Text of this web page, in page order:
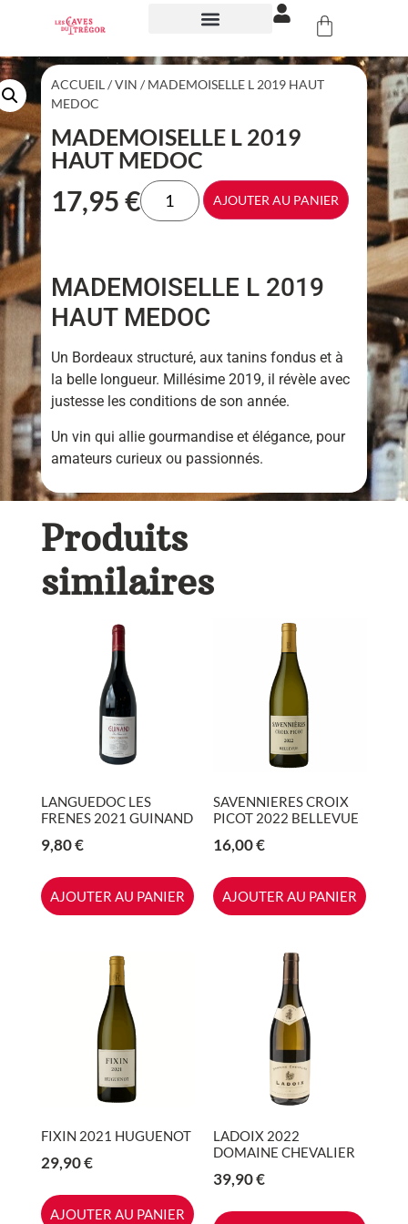
ACCUEIL /VIN / MADEMOISELLE L 2019 HAUT
MEDOC
MADEMOISELLE L 2019
HAUT MEDOC
17,95€ AJOUTER AU PANIER
MADEMOISELLE L 2019
HAUT MEDOC
Un Bordeaux structuré, aux tanins fondus et à
la belle longueur. Millésime 2019, il révèle avec
justesse les conditions de son année.
Un vin qui allie gourmandise et élégance, pour
amateurs curieux ou passionnés.
Produits
similaires
LANGUEDOC LES
FRENES 2021 GUINAND
9,80€
AJOUTER AU PANIER
SAVENNIERES CROIX
PICOT 2022 BELLEVUE
16,00€
AJOUTER AU PANIER
FIXIN 2021 HUGUENOT
29,90€
AJOUTER AU PANIER
LADOIX 2022
DOMAINE CHEVALIER
39,90€